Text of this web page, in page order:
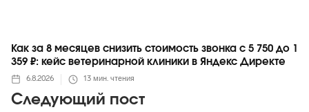
Следующий пост
Как за 8 месяцев снизить стоимость звонка с 5 750 до 1
359 ₽: кейс ветеринарной клиники в Яндекс Директе
6.8.2026 13 мин. чтения